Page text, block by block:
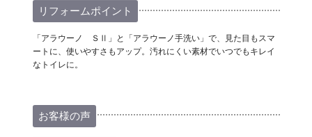
リフォームポイント
「アラウーノ ＳⅡ」と「アラウーノ手洗い」で、見た目もスマ
ートに、使いやすさもアップ。汚れにくい素材でいつでもキレイ
なトイレに。
お客様の声